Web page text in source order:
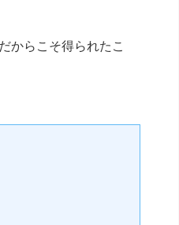
からこそ得られたこ